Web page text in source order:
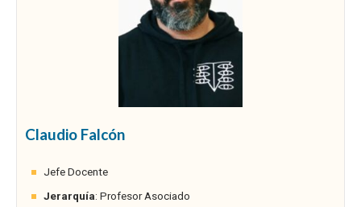
Claudio Falcón
Jefe Docente
Jerarquía: Profesor Asociado